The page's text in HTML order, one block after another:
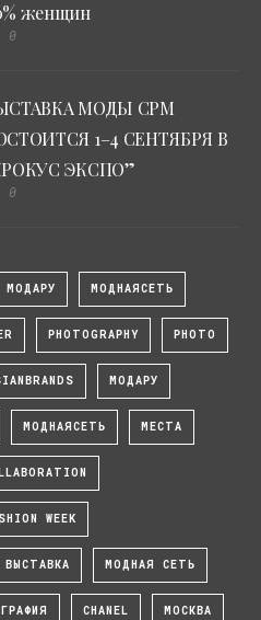
женщин
0
МОДЫ CPM
1–4 СЕНТЯБРЯ В
ЭКСПО”
0
МОДАРУ МОДНАЯСЕТЬ
PHOTOGRAPHY PHOTO
МОДАРУ
МОДНАЯСЕТЬ МЕСТА
WEEK
ВЫСТАВКА МОДНАЯ СЕТЬ
CHANEL МОСКВА